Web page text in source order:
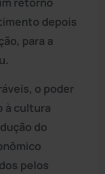
depois
para a
o poder
à cultura
do
pelos